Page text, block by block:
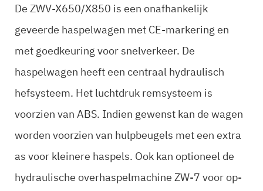
Blog
De ZWV-X650/X850 is een onafhankelijk
geveerde haspelwagen met CE-markering en
met goedkeuring voor snelverkeer. De
haspelwagen heeft een centraal hydraulisch
hefsysteem. Het luchtdruk remsysteem is
voorzien van ABS. Indien gewenst kan de wagen
worden voorzien van hulpbeugels met een extra
as voor kleinere haspels. Ook kan optioneel de
hydraulische overhaspelmachine ZW-7 voor op-